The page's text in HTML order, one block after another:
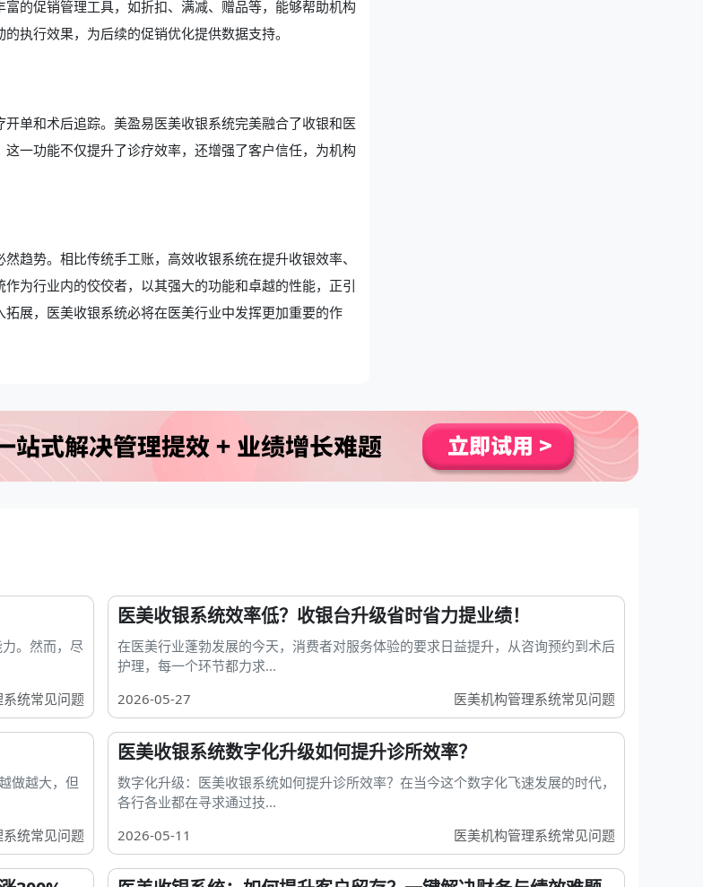
的促销管理工具，如折扣、满减、赠品等，能够帮助机构
执行效果，为后续的促销优化提供数据支持。
单和术后追踪。美盈易医美收银系统完美融合了收银和医
一功能不仅提升了诊疗效率，还增强了客户信任，为机构
趋势。相比传统手工账，高效收银系统在提升收银效率、
为行业内的佼佼者，以其强大的功能和卓越的性能，正引
展， 医美收银系统必将在医美行业中发挥更加重要的作
。然而，尽
统常见问题
医美收银系统效率低？收银台升级省时省力提业绩！
在医美行业蓬勃发展的今天，消费者对服务体验的要求日益提升，从咨询预约到术后
护理，每一个环节都力求...
2026-05-27
医美机构管理系统常见问题
做越大，但
统常见问题
医美收银系统数字化升级如何提升诊所效率？
数字化升级：医美收银系统如何提升诊所效率？在当今这个数字化飞速发展的时代，
各行各业都在寻求通过技...
2026-05-11
医美机构管理系统常见问题